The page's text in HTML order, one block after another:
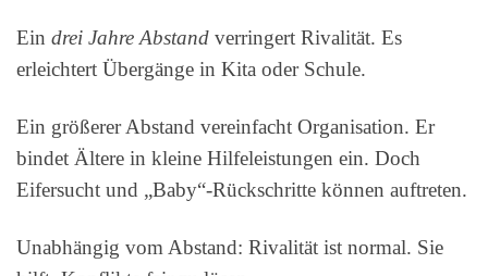
Ein drei Jahre Abstand verringert Rivalität. Es
erleichtert Übergänge in Kita oder Schule.
Ein größerer Abstand vereinfacht Organisation. Er
bindet Ältere in kleine Hilfeleistungen ein. Doch
Eifersucht und „Baby“-Rückschritte können auftreten.
Unabhängig vom Abstand: Rivalität ist normal. Sie